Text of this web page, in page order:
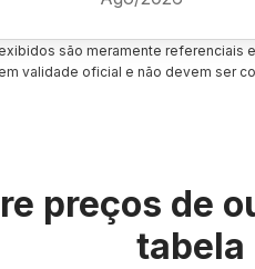
são meramente referenciais
validade oficial e não devem ser
preços de
tabela